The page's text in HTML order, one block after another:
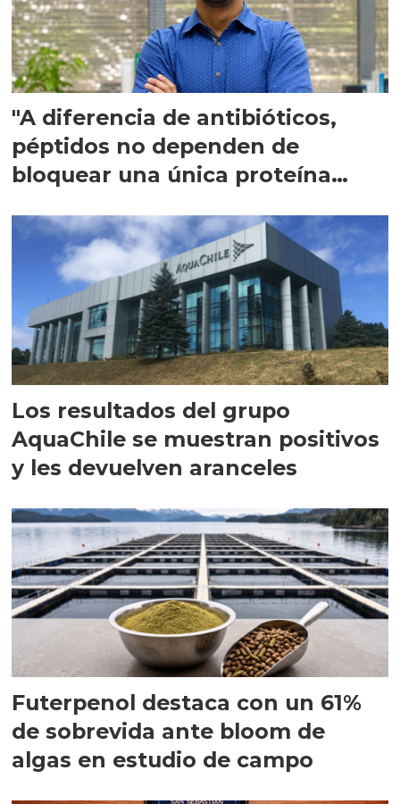
"A diferencia de antibióticos,
péptidos no dependen de
bloquear una única proteína
Los resultados del grupo
AquaChile se muestran positivos
y les devuelven aranceles
Futerpenol destaca con un 61%
de sobrevida ante bloom de
algas en estudio de campo